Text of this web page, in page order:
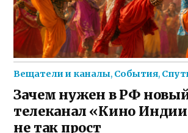
Вещатели и каналы, События,
Зачем нужен в РФ
телеканал «Кино
не так прост